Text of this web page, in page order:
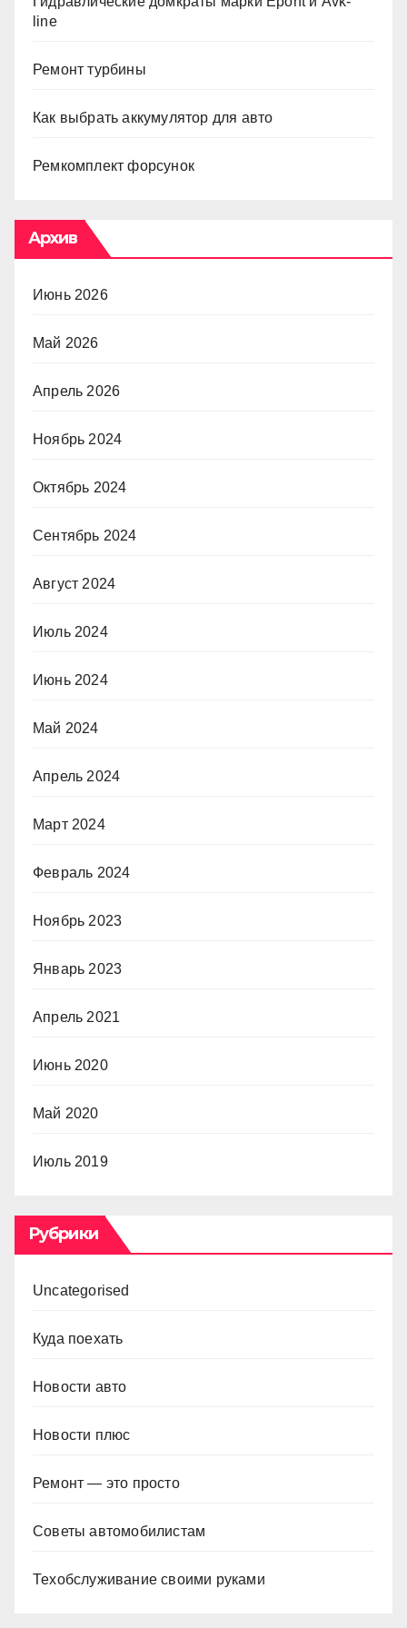
line
Ремонт турбины
Как выбрать аккумулятор для авто
Ремкомплект форсунок
Архив
Июнь 2026
Май 2026
Апрель 2026
Ноябрь 2024
Октябрь 2024
Сентябрь 2024
Август 2024
Июль 2024
Июнь 2024
Май 2024
Апрель 2024
Март 2024
Февраль 2024
Ноябрь 2023
Январь 2023
Апрель 2021
Июнь 2020
Май 2020
Июль 2019
Рубрики
Uncategorised
Куда поехать
Новости авто
Новости плюс
Ремонт — это просто
Советы автомобилистам
Техобслуживание своими руками